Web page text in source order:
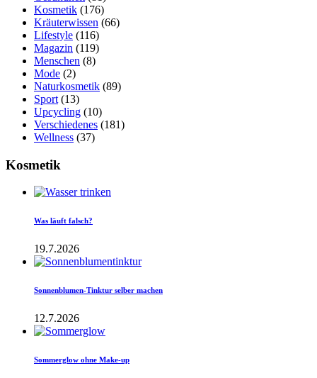
Kosmetik (176)
Kräuterwissen (66)
Lifestyle (116)
Magazin (119)
Menschen (8)
Mode (2)
Naturkosmetik (89)
Sport (13)
Upcycling (10)
Verschiedenes (181)
Wellness (37)
Kosmetik
Was läuft falsch?
19.7.2026
Sonnenblumen-Tinktur selber machen
12.7.2026
Sommerglow ohne Make-up